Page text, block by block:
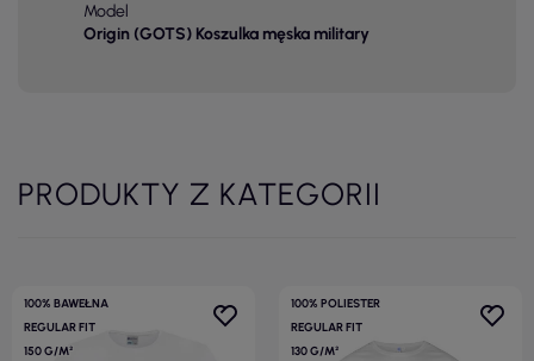
Model
Origin (GOTS) Koszulka męska military
PRODUKTY Z KATEGORII
100% BAWEŁNA
REGULAR FIT
150 G/M²
100% POLIESTER
REGULAR FIT
130 G/M²